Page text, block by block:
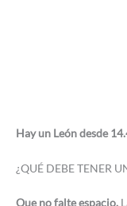
Hay un León desde
¿QUÉ DEBE TENER
Que no falte espacio.